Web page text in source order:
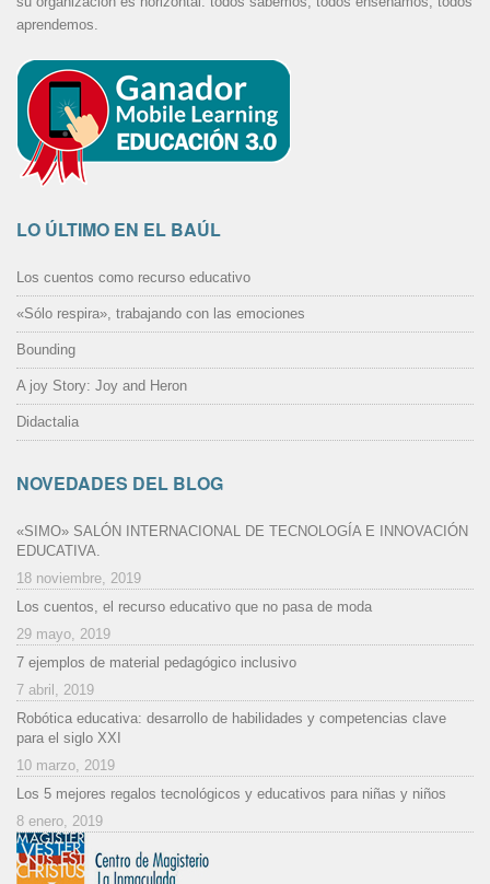
aprendemos.
LO ÚLTIMO EN EL BAÚL
Los cuentos como recurso educativo
«Sólo respira», trabajando con las emociones
Bounding
A joy Story: Joy and Heron
Didactalia
NOVEDADES DEL BLOG
«SIMO» SALÓN INTERNACIONAL DE TECNOLOGÍA E INNOVACIÓN
EDUCATIVA.
18 noviembre, 2019
Los cuentos, el recurso educativo que no pasa de moda
29 mayo, 2019
7 ejemplos de material pedagógico inclusivo
7 abril, 2019
Robótica educativa: desarrollo de habilidades y competencias clave
para el siglo XXI
10 marzo, 2019
Los 5 mejores regalos tecnológicos y educativos para niñas y niños
8 enero, 2019